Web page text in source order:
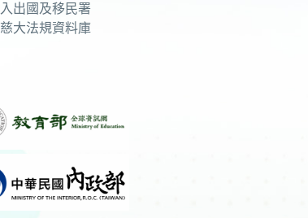
入出國及移民署
慈大法規資料庫